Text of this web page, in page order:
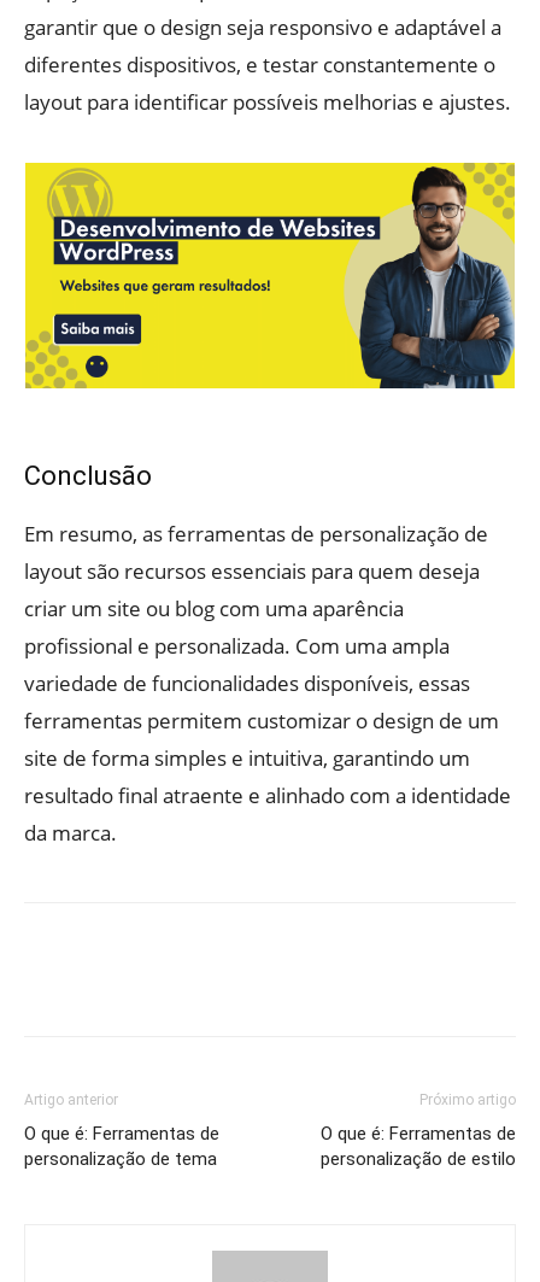
garantir que o design seja responsivo e adaptável a
diferentes dispositivos, e testar constantemente o
layout para identificar possíveis melhorias e ajustes.
Conclusão
Em resumo, as ferramentas de personalização de
layout são recursos essenciais para quem deseja
criar um site ou blog com uma aparência
profissional e personalizada. Com uma ampla
variedade de funcionalidades disponíveis, essas
ferramentas permitem customizar o design de um
site de forma simples e intuitiva, garantindo um
resultado final atraente e alinhado com a identidade
da marca.
Artigo anterior
O que é: Ferramentas de
personalização de tema
Próximo artigo
O que é: Ferramentas de
personalização de estilo